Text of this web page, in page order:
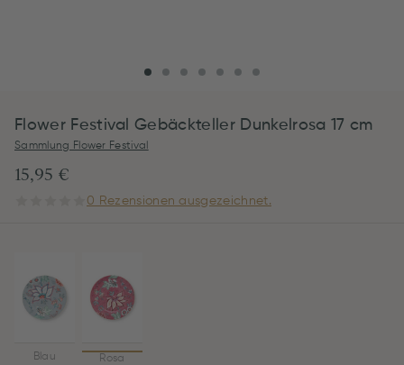
Flower Festival Gebäckteller Dunkelrosa 17 cm
Sammlung Flower Festival
15,95 €
0 Rezensionen ausgezeichnet.
Blau Rosa